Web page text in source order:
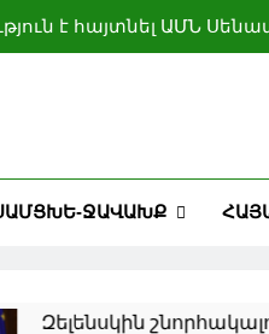
է հայտնել ԱՄՆ
գետերում ուժեղից
ՋԱՎԱԽՔ